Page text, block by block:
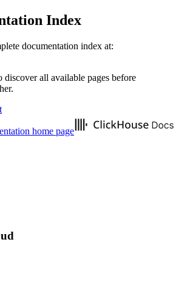
Index
documentation index at:
discover all available pages before
home page